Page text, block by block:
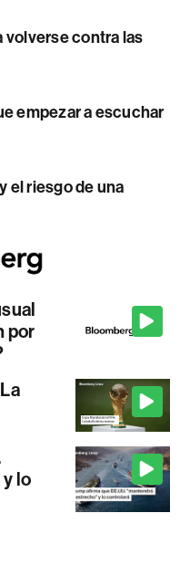
volverse contra las
empezar a escuchar
el riesgo de una
por
lo